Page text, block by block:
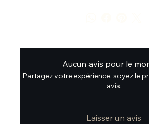
Aucun avis pour le
Partagez votre expérience, soyez le
avis.
Laisser un avis